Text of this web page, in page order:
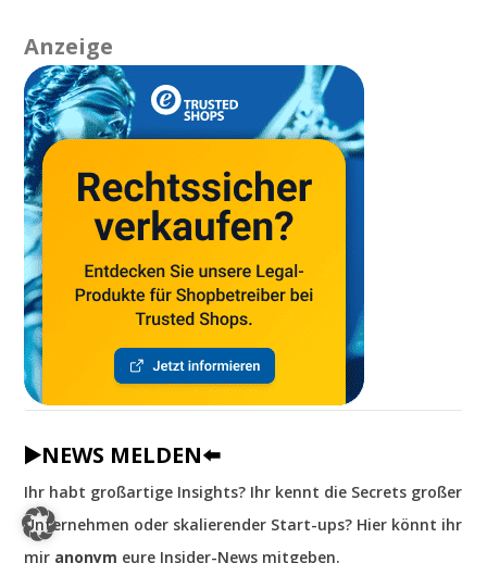
Anzeige
▶️NEWS MELDEN⬅️
Ihr habt großartige Insights? Ihr kennt die Secrets großer
Unternehmen oder skalierender Start-ups? Hier könnt ihr
mir anonym eure Insider-News mitgeben.